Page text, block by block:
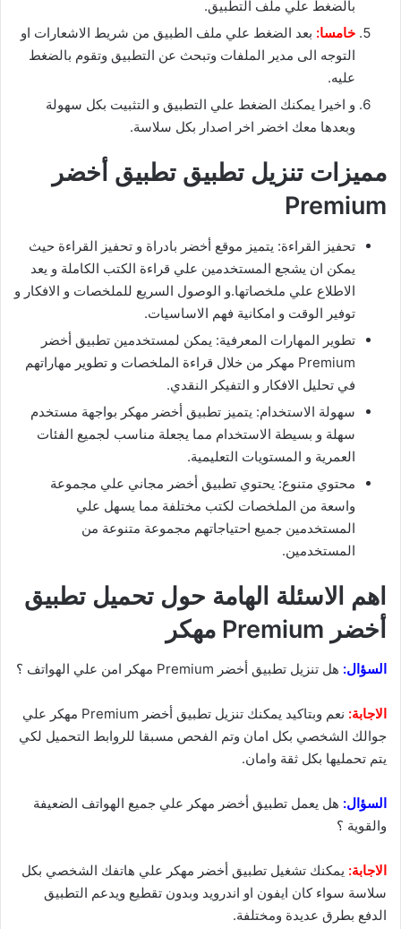
بالضغط علي ملف التطبيق.
خامسا: بعد الضغط علي ملف الطبيق من شريط الاشعارات او
التوجه الى مدير الملفات وتبحث عن التطبيق وتقوم بالضغط
عليه.
و اخيرا يمكنك الضغط علي التطبيق و التثبيت بكل سهولة
وبعدها معك اخضر اخر اصدار بكل سلاسة.
مميزات تنزيل تطبيق تطبيق أخضر
Premium
تحفيز القراءة: يتميز موقع أخضر بادراة و تحفيز القراءة حيث
يمكن ان يشجع المستخدمين علي قراءة الكتب الكاملة و يعد
الاطلاع علي ملخصاتها.و الوصول السريع للملخصات و الافكار و
توفير الوقت و امكانية فهم الاساسيات.
تطوير المهارات المعرفية: يمكن لمستخدمين تطبيق أخضر
Premium مهكر من خلال قراءة الملخصات و تطوير مهاراتهم
في تحليل الافكار و التفيكر النقدي.
سهولة الاستخدام: يتميز تطبيق أخضر مهكر بواجهة مستخدم
سهلة و بسيطة الاستخدام مما يجعلة مناسب لجميع الفئات
العمرية و المستويات التعليمية.
محتوي متنوع: يحتوي تطبيق أخضر مجاني علي مجموعة
واسعة من الملخصات لكتب مختلفة مما يسهل علي
المستخدمين جميع احتياجاتهم مجموعة متنوعة من
المستخدمين.
اهم الاسئلة الهامة حول تحميل تطبيق
أخضر Premium مهكر
السؤال: هل تنزيل تطبيق أخضر Premium مهكر امن علي الهواتف ؟
الاجابة:
نعم وبتاكيد يمكنك تنزيل تطبيق أخضر Premium مهكر علي
جوالك الشخصي بكل امان وتم الفحص مسبقا للروابط التحميل لكي
يتم تحمليها بكل ثقة وامان.
السؤال: هل يعمل تطبيق أخضر مهكر علي جميع الهواتف الضعيفة
والقوية ؟
الاجابة: يمكنك تشغيل تطبيق أخضر مهكر علي هاتفك الشخصي بكل
سلاسة سواء كان ايفون او اندرويد وبدون تقطيع ويدعم التطبيق
الدفع بطرق عديدة ومختلفة.